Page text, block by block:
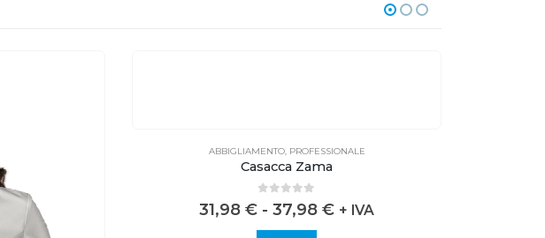
ABBIGLIAMENTO, PROFESSIONALE
Casacca Zama
out of 5
31,98 € - 37,98 € + IVA